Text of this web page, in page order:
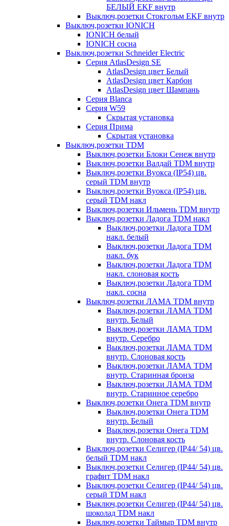
БЕЛЫЙ EKF внутр
Выключ,розетки Стокгольм EKF внутр
Выключ,розетки IONICH
IONICH белый
IONICH сосна
Выключ,розетки Schneider Electric
Серия AtlasDesign SE
AtlasDesign цвет Белый
AtlasDesign цвет Карбон
AtlasDesign цвет Шампань
Серия Blanca
Серия W59
Скрытая установка
Серия Прима
Скрытая установка
Выключ,розетки TDM
Выключ,розетки Блоки Сенеж внутр
Выключ,розетки Валдай TDM внутр
Выключ,розетки Вуокса (IP54) цв.
серый TDM внутр
Выключ,розетки Вуокса (IP54) цв.
серый TDM накл
Выключ,розетки Ильмень TDM внутр
Выключ,розетки Ладога TDM накл
Выключ,розетки Ладога TDM
накл. белый
Выключ,розетки Ладога TDM
накл. бук
Выключ,розетки Ладога TDM
накл. слоновая кость
Выключ,розетки Ладога TDM
накл. сосна
Выключ,розетки ЛАМА TDM внутр
Выключ,розетки ЛАМА TDM
внутр. Белый
Выключ,розетки ЛАМА TDM
внутр. Серебро
Выключ,розетки ЛАМА TDM
внутр. Слоновая кость
Выключ,розетки ЛАМА TDM
внутр. Старинная бронза
Выключ,розетки ЛАМА TDM
внутр. Старинное серебро
Выключ,розетки Онега TDM внутр
Выключ,розетки Онега TDM
внутр. Белый
Выключ,розетки Онега TDM
внутр. Слоновая кость
Выключ,розетки Селигер (IP44/ 54) цв.
белый TDM накл
Выключ,розетки Селигер (IP44/ 54) цв.
графит TDM накл
Выключ,розетки Селигер (IP44/ 54) цв.
серый TDM накл
Выключ,розетки Селигер (IP44/ 54) цв.
шоколад TDM накл
Выключ,розетки Таймыр TDM внутр